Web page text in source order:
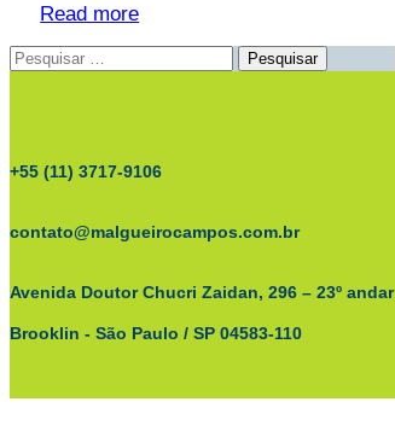
Read more
Pesquisar
por:
+55 (11) 3717-9106
contato@malgueirocampos.com.br
Avenida Doutor Chucri Zaidan, 296 – 23º andar
Brooklin - São Paulo / SP 04583-110